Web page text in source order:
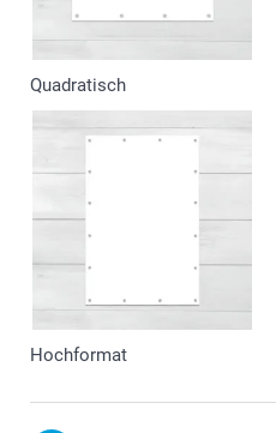
Quadratisch
Hochformat